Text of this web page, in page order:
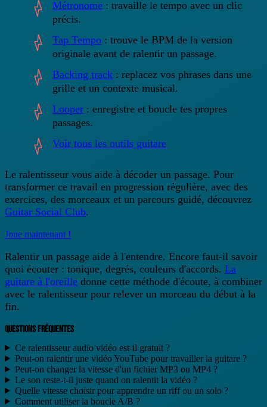
Métronome : travaille le tempo avec un clic
précis.
Tap Tempo : trouve le BPM de la version
originale avant de ralentir un passage.
Backing track : replacez vos phrases dans une
grille et un contexte musical.
Looper : enregistre et boucle tes propres
passages.
Voir tous les outils guitare
Le ralentisseur vous aide à décoder un passage. Pour
transformer ce travail en progression régulière, avec des
exercices, des morceaux et un parcours guidé, découvrez
Guitar Social Club.
Joue maintenant !
Ralentir un passage aide à l'entendre. Encore faut-il savoir
quoi écouter : tonique, degrés, couleurs d'accords. La
guitare à l'oreille donne cette méthode d'écoute, à combiner
avec le ralentisseur pour relever un morceau du début à la
fin.
QUESTIONS FRÉQUENTES
Ce ralentisseur audio vidéo est-il gratuit ?
Peut-on ralentir une vidéo YouTube pour travailler la guitare ?
Peut-on changer la vitesse d'un fichier MP3 ou MP4 ?
Le son reste-t-il juste quand on ralentit la vidéo ?
Quelle vitesse choisir pour apprendre un riff ou un solo ?
Comment utiliser la boucle A/B ?